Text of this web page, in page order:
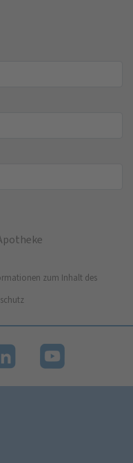
zum Inhalt des